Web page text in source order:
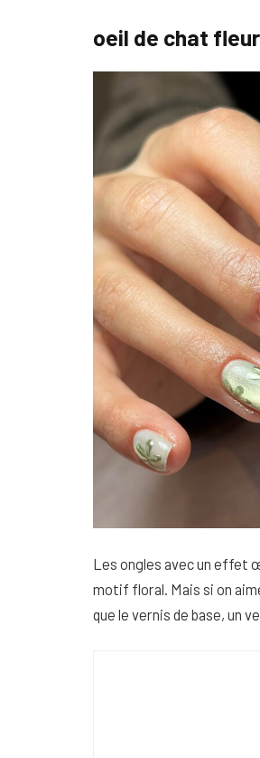
oeil de chat
Les ongles avec un effet
motif floral. Mais si on
que le vernis de base, un